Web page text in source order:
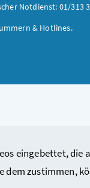
eingebettet, die
dem zustimmen,
Notdienst: 01/313
& Hotlines.